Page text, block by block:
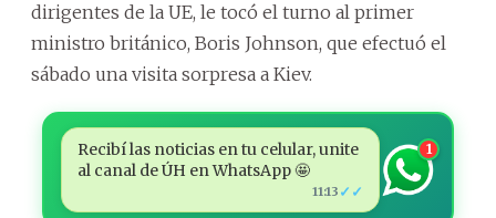
dirigentes de la UE, le tocó el turno al primer
ministro británico, Boris Johnson, que efectuó el
sábado una visita sorpresa a Kiev.
Recibí las noticias en tu celular, unite
al canal de ÚH en WhatsApp 🤩
11:13 ✓✓
1